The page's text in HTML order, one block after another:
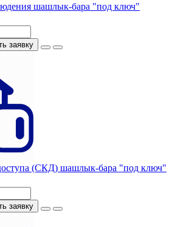
шашлык-бара "под ключ"
заявку
(СКД) шашлык-бара "под ключ"
заявку